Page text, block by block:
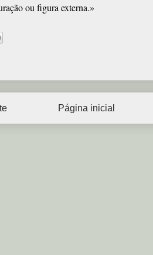
ou figura externa.»
Página inicial